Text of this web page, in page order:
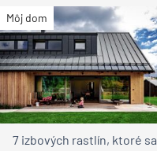
Môj dom
7 izbových rastlín, ktoré sa